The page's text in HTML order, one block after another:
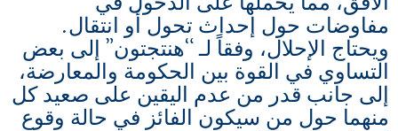
مفاوضات حول إحداث تحول أو انتقال.
ويحتاج الإحلال، وفقاً لـ “هنتجتون” إلى بعض
التساوي في القوة بين الحكومة والمعارضة،
إلى جانب قدر من عدم اليقين على صعيد كل
منهما حول من سيكون الفائز في حالة وقوع